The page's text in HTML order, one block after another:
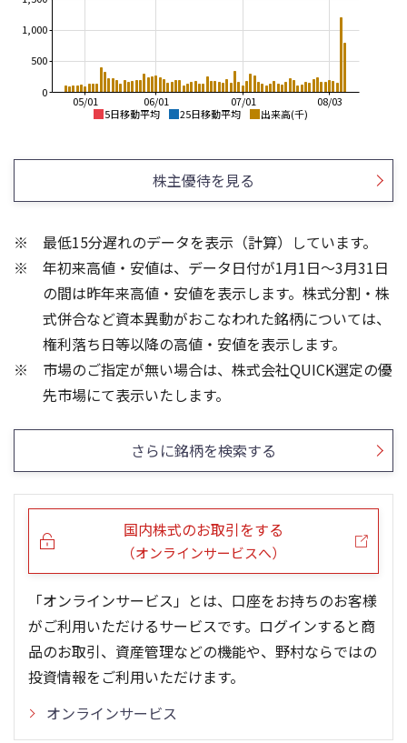
5日移動平均 25日移動平均 出来高(千)
08/03
07/01
06/01
05/01
0
500
1,000
25/12
25/10
25/08
25/06
25/04
800
1,000
1,400
200
24/01
23/01
22/01
21/01
400
600
0
500
1,000
株主優待を見る
最低15分遅れのデータを表示（計算）しています。
年初来高値・安値は、データ日付が1月1日～3月31日
の間は昨年来高値・安値を表示します。株式分割・株
式併合など資本異動がおこなわれた銘柄については、
権利落ち日等以降の高値・安値を表示します。
市場のご指定が無い場合は、株式会社QUICK選定の優
先市場にて表示いたします。
さらに銘柄を検索する
国内株式のお取引をする
（オンラインサービスへ）
「オンラインサービス」とは、口座をお持ちのお客様
がご利用いただけるサービスです。ログインすると商
品のお取引、資産管理などの機能や、野村ならではの
投資情報をご利用いただけます。
オンラインサービス